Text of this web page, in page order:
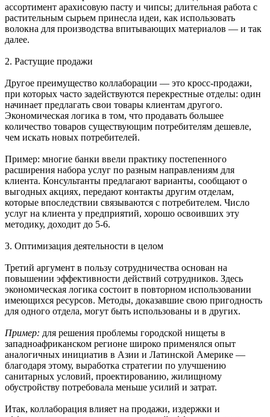
ассортимент арахисовую пасту и чипсы; длительная работа с
растительным сырьем принесла идеи, как использовать
волокна для производства впитывающих материалов — и так
далее.
2. Растущие продажи
Другое преимущество коллаборации — это кросс-продажи,
при которых часто задействуются перекрестные отделы: один
начинает предлагать свои товары клиентам другого.
Экономическая логика в том, что продавать большее
количество товаров существующим потребителям дешевле,
чем искать новых потребителей.
Пример: многие банки ввели практику постепенного
расширения набора услуг по разным направлениям для
клиента. Консультанты предлагают варианты, сообщают о
выгодных акциях, передают контакты другим отделам,
которые впоследствии связываются с потребителем. Число
услуг на клиента у предприятий, хорошо освоивших эту
методику, доходит до 5-6.
3. Оптимизация деятельности в целом
Третий аргумент в пользу сотрудничества основан на
повышении эффективности действий сотрудников. Здесь
экономическая логика состоит в повторном использовании
имеющихся ресурсов. Методы, доказавшие свою пригодность
для одного отдела, могут быть использованы и в других.
Пример: для решения проблемы городской нищеты в
западноафриканском регионе широко применялся опыт
аналогичных инициатив в Азии и Латинской Америке —
благодаря этому, выработка стратегии по улучшению
санитарных условий, проектированию, жилищному
обустройству потребовала меньше усилий и затрат.
Итак, коллаборация влияет на продажи, издержки и